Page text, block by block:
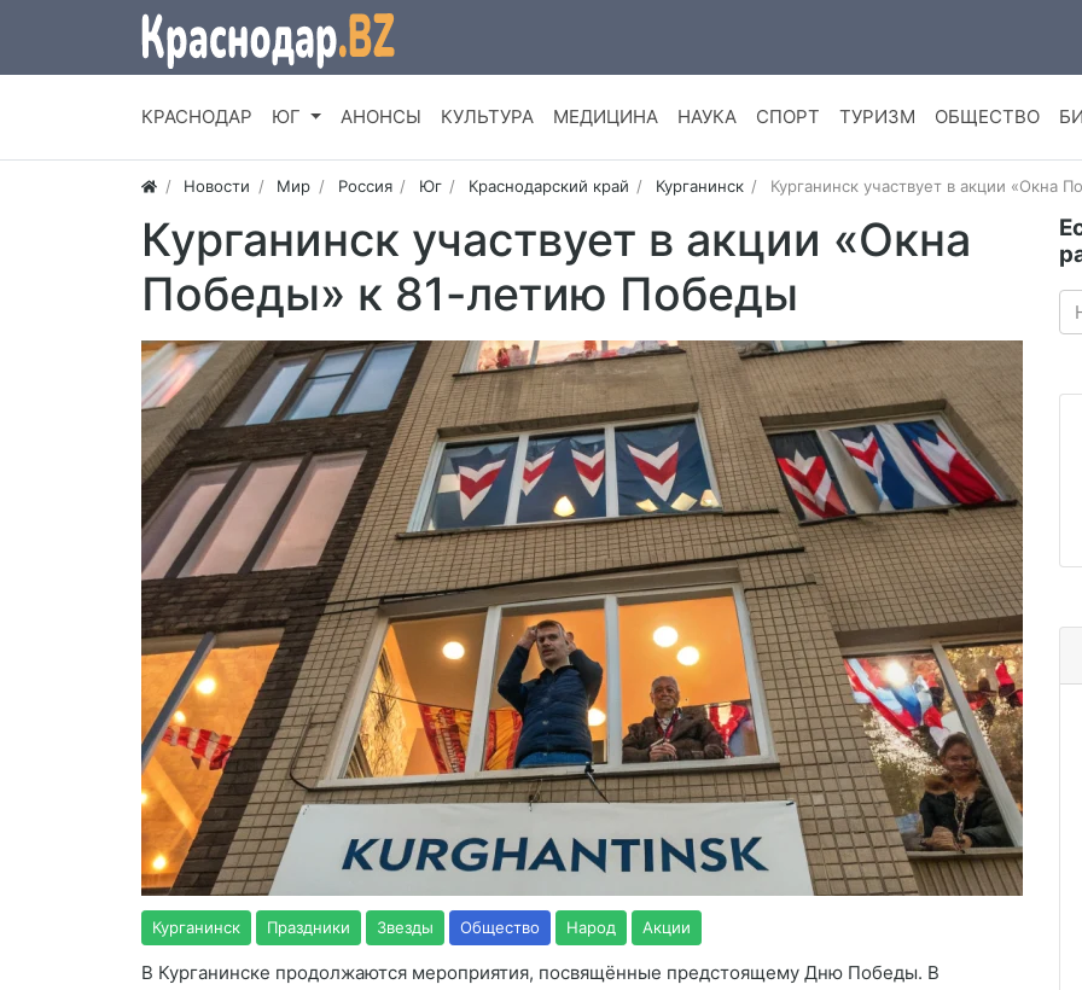
КРАСНОДАР ЮГ АНОНСЫ КУЛЬТУРА МЕДИЦИНА НАУКА СПОРТ ТУРИЗМ ОБЩЕСТВО
Новости Мир Россия Юг Краснодарский край Курганинск Курганинск участвует в акции «Окна
Курганинск участвует в акции «Окна
Победы» к 81-летию Победы
Курганинск Праздники Звезды Общество Народ Акции
В Курганинске продолжаются мероприятия, посвящённые предстоящему Дню Победы. В